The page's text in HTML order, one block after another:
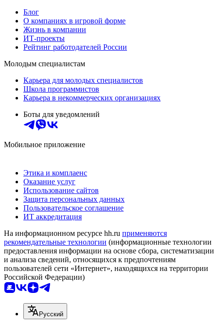
Блог
О компаниях в игровой форме
Жизнь в компании
ИТ-проекты
Рейтинг работодателей России
Молодым специалистам
Карьера для молодых специалистов
Школа программистов
Карьера в некоммерческих организациях
Боты для уведомлений
Мобильное приложение
Этика и комплаенс
Оказание услуг
Использование сайтов
Защита персональных данных
Пользовательское соглашение
ИТ аккредитация
На информационном ресурсе hh.ru применяются
рекомендательные технологии (информационные технологии
предоставления информации на основе сбора, систематизации
и анализа сведений, относящихся к предпочтениям
пользователей сети «Интернет», находящихся на территории
Российской Федерации)
Русский